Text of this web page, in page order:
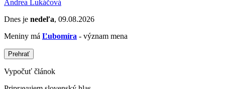
Andrea Lukáčová
Dnes je nedeľa, 09.08.2026
Meniny má Ľubomíra - význam mena
Prehrať
Vypočuť článok